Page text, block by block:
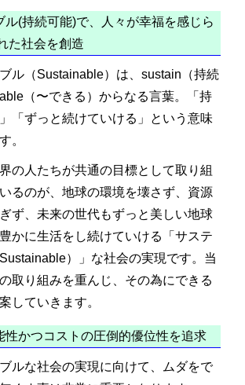
(持続可能)で、人々が幸福を感じら
た社会を創造
ル（Sustainable）は、sustain（持続
（〜できる）からなる言葉。「持
「ずっと続けていける」という意味
。
の人たちが共通の目標として取り組
るのが、地球の環境を壊さず、資源
ず、未来の世代もずっと美しい地球
かに生活をし続けていける「サステ
）」な社会の実現です。当
取り組みを重んじ、その為にできる
していきます。
かつコストの圧倒的優位性を追求
ルな社会の実現に向けて、ムダをで